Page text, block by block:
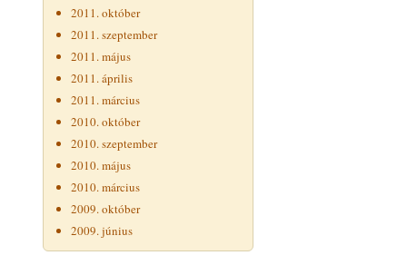
2011. október
2011. szeptember
2011. május
2011. április
2011. március
2010. október
2010. szeptember
2010. május
2010. március
2009. október
2009. június